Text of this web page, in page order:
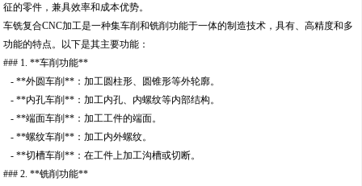
征的零件，兼具效率和成本优势。
车铣复合CNC加工是一种集车削和铣削功能于一体的制造技术，具有、高精度和多
功能的特点。以下是其主要功能：
### 1. **车削功能**
- **外圆车削**：加工圆柱形、圆锥形等外轮廓。
- **内孔车削**：加工内孔、内螺纹等内部结构。
- **端面车削**：加工工件的端面。
- **螺纹车削**：加工内外螺纹。
- **切槽车削**：在工件上加工沟槽或切断。
### 2. **铣削功能**